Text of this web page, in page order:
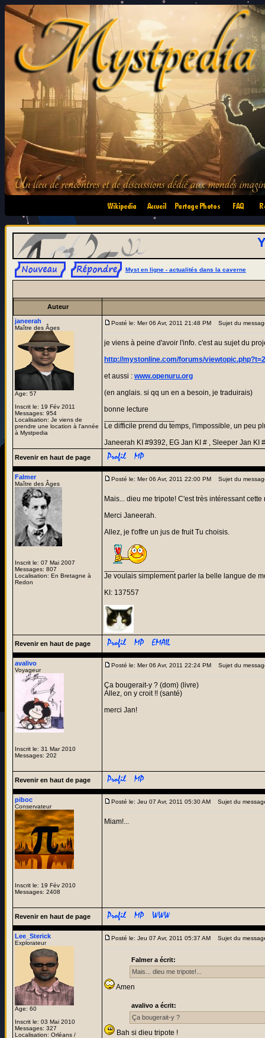
•
Myst en ligne - actualités dans la caverne
Auteur
janeerah
Maître des Âges
Age: 57
Inscrit le: 19 Fév 2011
Messages: 954
Localisation: Je viens de
prendre une location à l'année
à Mystpedia
Posté le: Mer 06 Avr, 2011 21:48 PM Sujet du
je viens à peine d'avoir l'info. c'est au sujet du
http://mystonline.com/forums/
et aussi : www.openuru.org
(en anglais. si qq un en a besoin, je traduirais)
bonne lecture
Le difficile prend du temps, l'impossible, un peu
Janeerah KI #9392, EG Jan KI # , Sleeper Jan KI #
Revenir en haut de page
Falmer
Maître des Âges
Inscrit le: 07 Mai 2007
Messages: 807
Localisation: En Bretagne à
Redon
Posté le: Mer 06 Avr, 2011 22:00 PM Sujet du
Mais... dieu me tripote! C'est très intéressant cette
Merci Janeerah.
Allez, je t'offre un jus de fruit Tu choisis.
Je voulais simplement parler la belle langue de
KI: 137557
Revenir en haut de page
avalivo
Voyageur
Inscrit le: 31 Mar 2010
Messages: 202
Posté le: Mer 06 Avr, 2011 22:24 PM Sujet du
Ça bougerait-y ? (dom) (livre)
Allez, on y croit !! (santé)
merci Jan!
Revenir en haut de page
piboc
Conservateur
Inscrit le: 19 Fév 2010
Messages: 2408
Posté le: Jeu 07 Avr, 2011 05:30 AM Sujet du
Miam!...
Revenir en haut de page
Lee_Sterick
Explorateur
Age: 60
Inscrit le: 03 Mai 2010
Messages: 327
Localisation: Orléans /
Posté le: Jeu 07 Avr, 2011 05:37 AM Sujet du
Falmer a écrit:
Mais... dieu me tripote!...
Amen
avalivo a écrit:
Ça bougerait-y ?
Bah si dieu tripote !